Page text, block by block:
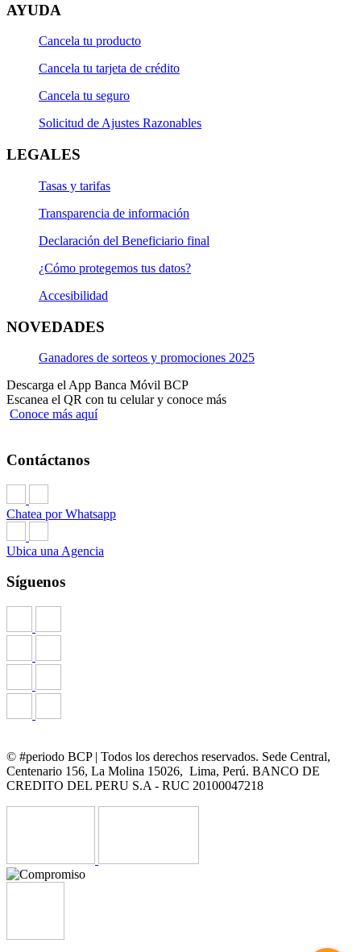
AYUDA
Cancela tu producto
Cancela tu tarjeta de crédito
Cancela tu seguro
Solicitud de Ajustes Razonables
LEGALES
Tasas y tarifas
Transparencia de información
Declaración del Beneficiario final
¿Cómo protegemos tus datos?
Accesibilidad
NOVEDADES
Ganadores de sorteos y promociones 2025
Descarga el App Banca Móvil BCP
Escanea el QR con tu celular y conoce más
Conoce más aquí
Contáctanos
Chatea por Whatsapp
Ubica una Agencia
Síguenos
© #periodo BCP | Todos los derechos reservados. Sede Central,
Centenario 156, La Molina 15026, Lima, Perú. BANCO DE
CREDITO DEL PERU S.A - RUC 20100047218